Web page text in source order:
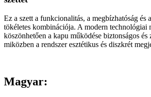
Ez a szett a funkcionalitás, a megbízhatóság és
tökéletes kombinációja. A modern technológiai
köszönhetően a kapu működése biztonságos és
miközben a rendszer esztétikus és diszkrét
Magyar: